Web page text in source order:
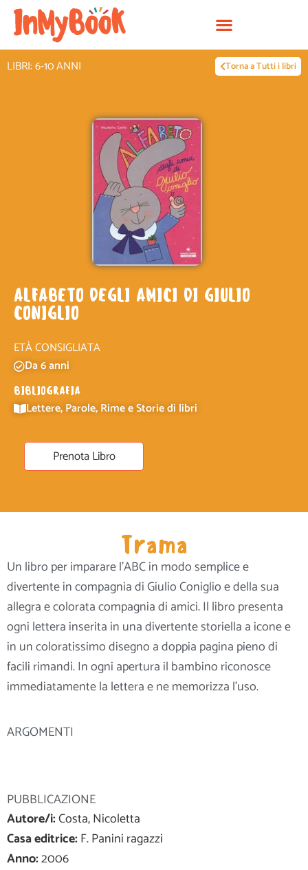
Vai
contenuto
LIBRI: 6-10 ANNI Torna a Tutti i libri
ALFABETO DEGLI AMICI DI GIULIO
CONIGLIO
ETÀ CONSIGLIATA
Da 6 anni
BIBLIOGRAFIA
Lettere, Parole, Rime e Storie di libri
Prenota Libro
PUBBLICAZIONE
Autore/i:Costa, Nicoletta
Casa editrice:F. Panini ragazzi
Anno:2006
Trama
Un libro per imparare l’ABC in modo semplice e
divertente in compagnia di Giulio Coniglio e della sua
allegra e colorata compagnia di amici. Il libro presenta
ogni lettera inserita in una divertente storiella a icone e
in un coloratissimo disegno a doppia pagina pieno di
facili rimandi. In ogni apertura il bambino riconosce
immediatamente la lettera e ne memorizza l’uso.
ARGOMENTI